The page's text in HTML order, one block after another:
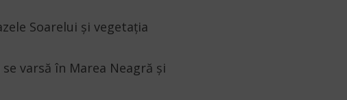
Soarelui și vegetația
varsă în Marea Neagră și